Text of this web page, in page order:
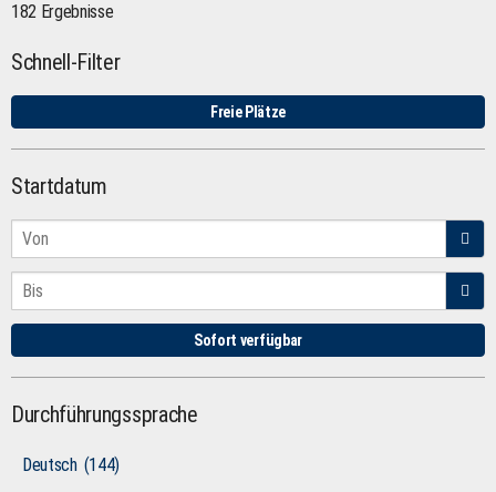
182 Ergebnisse
Schnell-Filter
Freie Plätze
Startdatum
Sofort verfügbar
Durchführungssprache
Deutsch (144)